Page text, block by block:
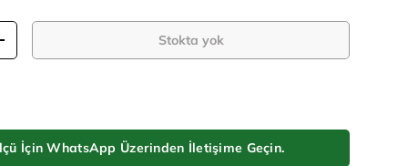
artır Stokta yok
İçin WhatsApp Üzerinden İletişime Geçin.